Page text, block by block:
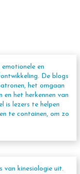
en
De blogs
het omgaan
het herkennen van
is lezers te helpen
te containen, om zo
van kinesiologie uit.